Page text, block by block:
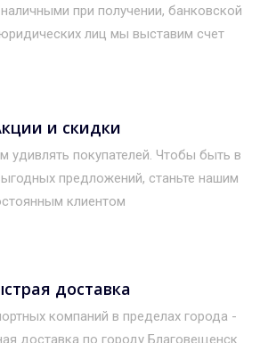
при получении, банковской
лиц мы выставим счет
и скидки
удивлять покупателей. Чтобы быть в
предложений, станьте нашим
клиентом
доставка
компаний в пределах города -
доставка по городу Благовещенск